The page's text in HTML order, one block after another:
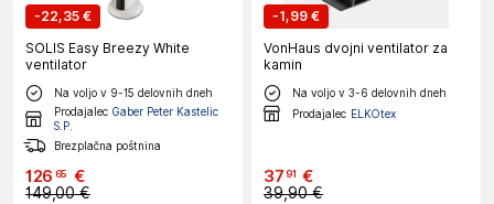
-22,35 €
SOLIS Easy Breezy White
ventilator
Na voljo v 9-15 delovnih dneh
Prodajalec Gaber Peter Kastelic
S.P.
Brezplačna poštnina
126 65 €
149,00 €
-1,99 €
VonHaus dvojni ventilator za
kamin
Na voljo v 3-6 delovnih dneh
Prodajalec ELKOtex
3791 €
39,90 €